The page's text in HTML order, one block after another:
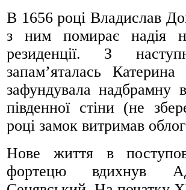
В 1656 році Владислав
з ним помирає надія
резиденції. З
запам’яталась Катерина
зафундувала надбрамну
південної стіни (не
році замок витримав
Нове життя в
фортецю вдихнув